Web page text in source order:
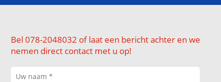
Bel 078-2048032 of laat een bericht achter en we
nemen direct contact met u op!